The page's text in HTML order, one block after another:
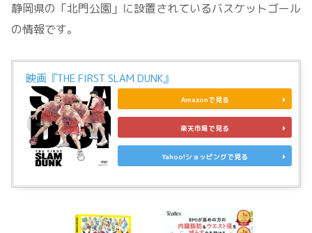
静岡県の「北門公園」に設置されているバスケットゴール
の情報です。
映画『THE FIRST SLAM DUNK』
Amazonで見る
楽天市場で見る
Yahoo!ショッピングで見る